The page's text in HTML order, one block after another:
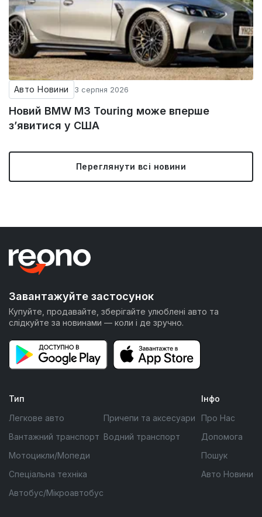
Авто Новини 3 серпня 2026
Новий BMW M3 Touring може вперше
з’явитися у США
Переглянути всі новини
Завантажуйте застосунок
Купуйте, продавайте, зберігайте улюблені авто та
слідкуйте за новинами — коли і де зручно.
Тип
Легкове авто
Вантажний транспорт
Мотоцикли/Мопеди
Спеціальна техніка
Автобус/Мікроавтобус
Причепи та аксесуари
Водний транспорт
Інфо
Про Нас
Допомога
Пошук
Авто Новини